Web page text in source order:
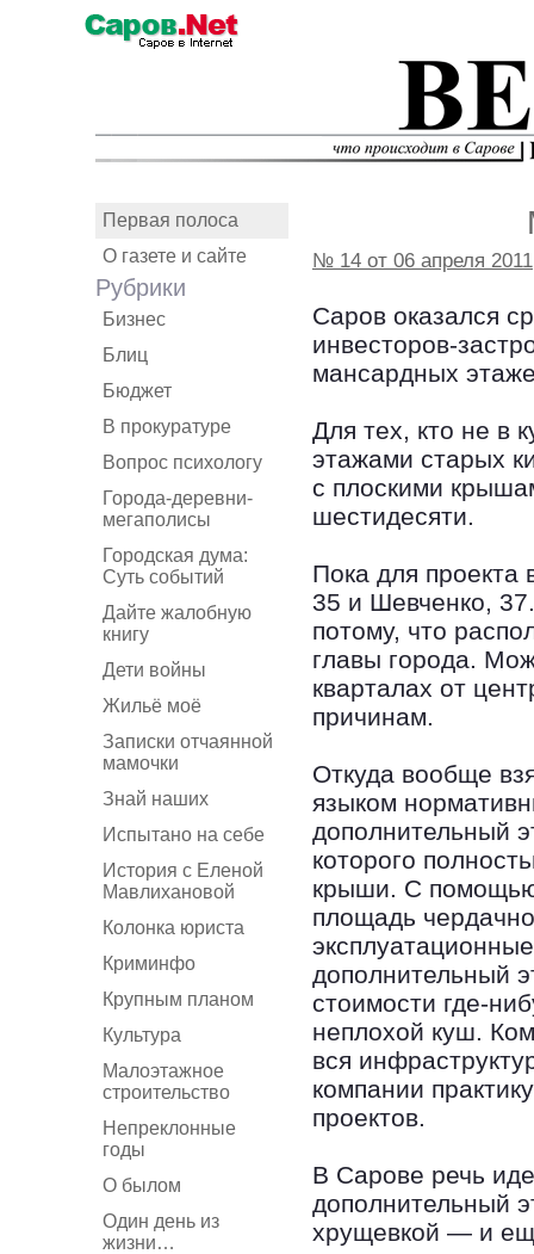
Первая полоса
О газете и сайте
Рубрики
Бизнес
Блиц
Бюджет
В прокуратуре
Вопрос психологу
Города-деревни-
мегаполисы
Городская дума:
Суть событий
Дайте жалобную
книгу
Дети войны
Жильё моё
Записки отчаянной
мамочки
Знай наших
Испытано на себе
История с Еленой
Мавлихановой
Колонка юриста
Криминфо
Крупным планом
Культура
Малоэтажное
строительство
Непреклонные
годы
О былом
Один день из
жизни…
№ 14 от 06 апреля 2011
Саров оказался
инвесторов-
мансардных
Для тех, кто не в
этажами старых
с плоскими
шестидесяти.
Пока для
35 и Шевченко,
потому, что
главы города.
кварталах от
причинам.
Откуда вообще
языком
дополнительный
которого
крыши. С
площадь
дополнительный
стоимости где-
неплохой куш.
вся
компании
проектов.
В Сарове речь
дополнительный
хрущевкой — и